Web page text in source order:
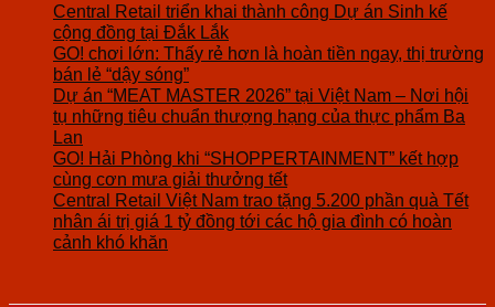
Central Retail triển khai thành công Dự án Sinh kế
cộng đồng tại Đắk Lắk
GO! chơi lớn: Thấy rẻ hơn là hoàn tiền ngay, thị trường
bán lẻ “dậy sóng”
Dự án “MEAT MASTER 2026” tại Việt Nam – Nơi hội
tụ những tiêu chuẩn thượng hạng của thực phẩm Ba
Lan
GO! Hải Phòng khi “SHOPPERTAINMENT” kết hợp
cùng cơn mưa giải thưởng tết
Central Retail Việt Nam trao tặng 5.200 phần quà Tết
nhân ái trị giá 1 tỷ đồng tới các hộ gia đình có hoàn
cảnh khó khăn